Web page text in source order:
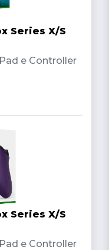
Series X/S
e Controller
Series X/S
e Controller